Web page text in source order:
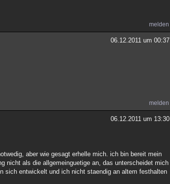
melden
06.12.2011 um 00:37
melden
06.12.2011 um 13:30
aber wie gesagt erhelle mich. ich bin bereit mein
nicht als die allgemeinguetige an, das unterscheidet mich
sich entwickelt und ich nicht staendig an altem festhalten